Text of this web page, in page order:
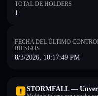
TOTAL DE HOLDERS
1
FECHA DEL ÚLTIMO
RIESGOS
8/3/2026, 10:17:49 PM
STORMFALL —